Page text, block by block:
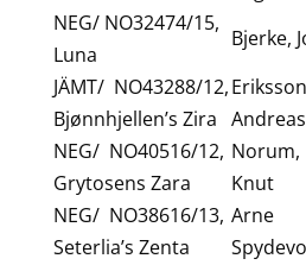
NEG/ NO32474/15,
Luna
Bjerke,
JÄMT/ NO43288/12,
Bjønnhjellen’s Zira Andreas
NEG/ NO40516/12,
Grytosens Zara
Norum,
Knut
NEG/ NO38616/13,
Seterlia’s Zenta
Arne